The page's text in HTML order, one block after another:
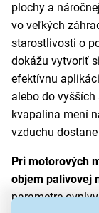
plochy a
vo veľkých
starostlivosti o
dokážu vytvoriť
efektívnu
alebo do
kvapalina mení
vzduchu
Pri motorových
objem palivovej
parametre